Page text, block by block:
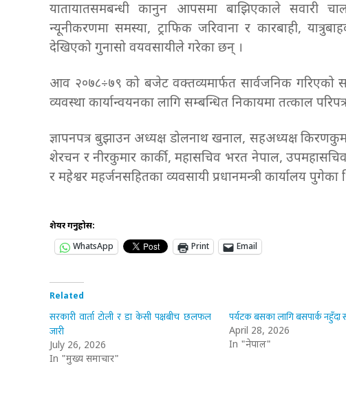
यातायातसमबन्धी कानुन आपसमा बाझिएकाले सवारी
न्यूनीकरणमा समस्या, ट्राफिक जरिवाना र कारबाही,
देखिएको गुनासो वयवसायीले गरेका छन् ।
आव २०७८÷७९ को बजेट वक्तव्यमार्फत सार्वजनिक गरिएको
व्यवस्था कार्यान्वयनका लागि सम्बन्धित निकायमा तत्काल
ज्ञापनपत्र बुझाउन अध्यक्ष डोलनाथ खनाल, सहअध्यक्ष
शेरचन र नीरकुमार कार्की, महासचिव भरत नेपाल,
र महेश्वर महर्जनसहितका व्यवसायी प्रधानमन्त्री कार्यालय
शेयर गर्नुहोस:
WhatsApp
Print Email
Related
सरकारी वार्ता टोली र डा केसी पक्षबीच छलफल
जारी
July 26, 2026
In "मुख्य समाचार"
पर्यटक बसका लागि बसपार्क नहुँदा
April 28, 2026
In "नेपाल"